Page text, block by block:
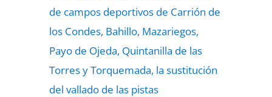
de campos deportivos de Carrión de
los Condes, Bahillo, Mazariegos,
Payo de Ojeda, Quintanilla de las
Torres y Torquemada, la sustitución
del vallado de las pistas